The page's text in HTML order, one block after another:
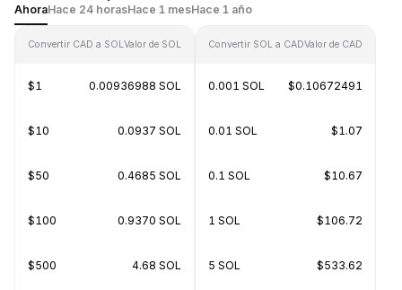
AhoraHace 24 horasHace 1 mesHace 1 año
Convertir CAD a SOLValor de SOL
$1 0.00936988 SOL
$10 0.0937 SOL
$50 0.4685 SOL
$100 0.9370 SOL
$500 4.68 SOL
Convertir SOL a CADValor de CAD
0.001 SOL $0.10672491
0.01 SOL $1.07
0.1 SOL $10.67
1 SOL $106.72
5 SOL $533.62